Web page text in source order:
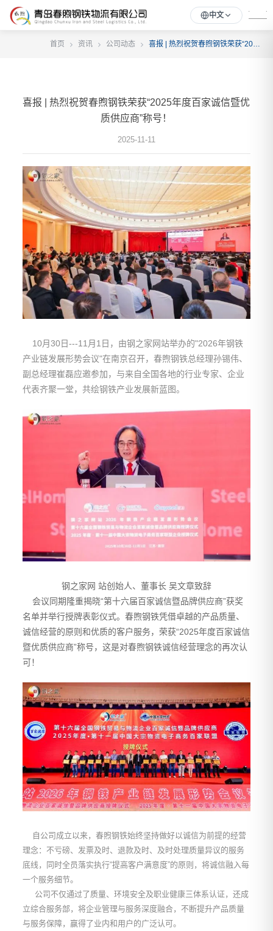
中文
首页 资讯 公司动态 喜报 | 热烈祝贺春煦钢铁荣获“2025年度百家诚信暨优质供应商”称号！
喜报 | 热烈祝贺春煦钢铁荣获“2025年度百家诚信暨优
质供应商”称号！
2025-11-11
10月30日---11月1日，由钢之家网站举办的"2026年钢铁
产业链发展形势会议"在南京召开，春煦钢铁总经理孙锡伟、
副总经理崔磊应邀参加，与来自全国各地的行业专家、企业
代表齐聚一堂，共绘钢铁产业发展新蓝图。
钢之家网 站创始人、董事长 吴文章致辞
会议同期隆重揭晓“第十六届百家诚信暨品牌供应商”获奖
名单并举行授牌表彰仪式。春煦钢铁凭借卓越的产品质量、
诚信经营的原则和优质的客户服务，荣获“2025年度百家诚信
暨优质供应商”称号，这是对春煦钢铁诚信经营理念的再次认
可！
自公司成立以来，春煦钢铁始终坚持做好以诚信为前提的经营
理念：不亏磅、发票及时、退款及时、及时处理质量异议的服务
底线，同时全员落实执行“提高客户满意度”的原则，将诚信融入每
一个服务细节。
公司不仅通过了质量、环境安全及职业健康三体系认证，还成
立综合服务部，将企业管理与服务深度融合，不断提升产品质量
与服务保障，赢得了业内和用户的广泛认可。